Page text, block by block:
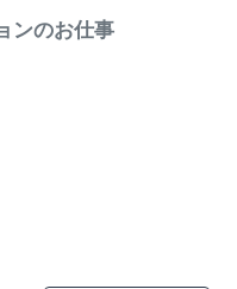
ンのお仕事